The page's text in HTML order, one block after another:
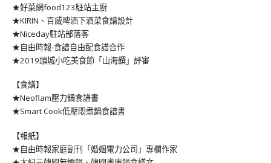
★好菜網food123駐站主廚
★KIRIN、百威啤酒下酒菜食譜設計
★Niceday駐站部落客
★自由時報-食譜自由配食譜合作
★2019頭城小吃美食節「山海饌」評審
【食譜】
★Neoflam壓力鍋食譜書
★Smart Cook低壓悶煮鍋食譜書
【報紙】
★自由時報家庭副刊「婚姻電力公司」專欄作家